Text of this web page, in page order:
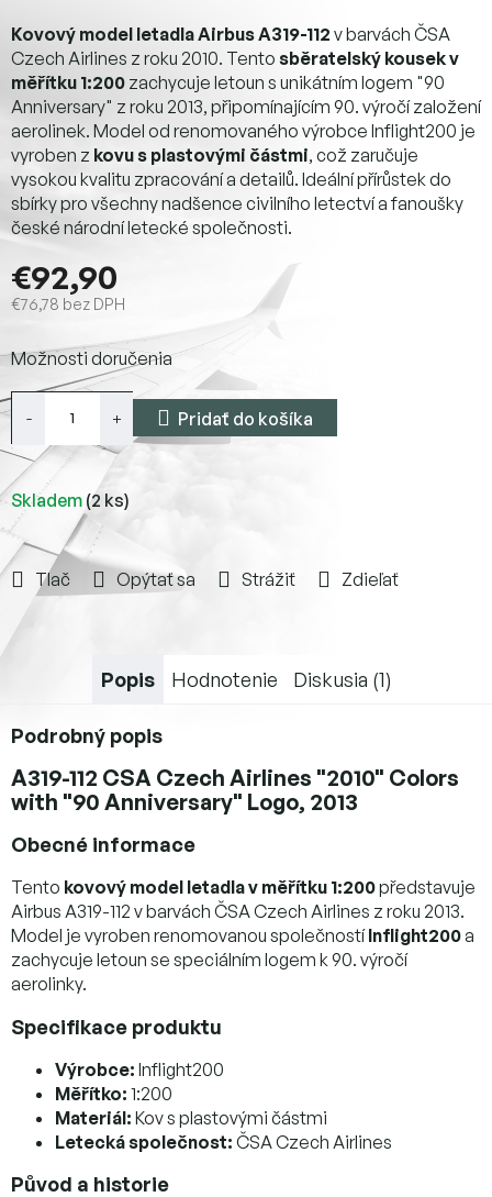
€92,90
€76,78 bez DPH
cena:
Skladem (2 ks)
Možnosti doručenia
Pridať do košíka
Kovový model letadla Airbus A319-112 v barvách ČSA
Czech Airlines z roku 2010. Tento sběratelský kousek v
měřítku 1:200 zachycuje letoun s unikátním logem "90
Anniversary" z roku 2013, připomínajícím 90. výročí založení
aerolinek. Model od renomovaného výrobce Inflight200 je
vyroben z kovu s plastovými částmi, což zaručuje
vysokou kvalitu zpracování a detailů. Ideální přírůstek do
sbírky pro všechny nadšence civilního letectví a fanoušky
české národní letecké společnosti.
Tlač Opýtať sa Strážiť Zdieľať
Popis Hodnotenie Diskusia (1)
Podrobný popis
A319-112 CSA Czech Airlines "2010" Colors
with "90 Anniversary" Logo, 2013
Obecné informace
Tento kovový model letadla v měřítku 1:200představuje
Airbus A319-112 v barvách ČSA Czech Airlines z roku 2013.
Model je vyroben renomovanou společnostíInflight200a
zachycuje letoun se speciálním logem k 90. výročí
aerolinky.
Specifikace produktu
Výrobce: Inflight200
Měřítko: 1:200
Materiál: Kov s plastovými částmi
Letecká společnost: ČSA Czech Airlines
Původ a historie